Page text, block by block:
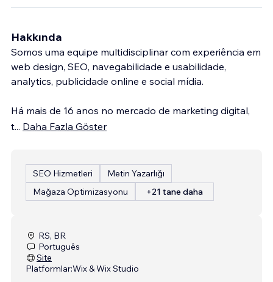
Hakkında
Somos uma equipe multidisciplinar com experiência em
web design, SEO, navegabilidade e usabilidade,
analytics, publicidade online e social mídia.
Há mais de 16 anos no mercado de marketing digital,
t... Daha Fazla Göster
SEO Hizmetleri
Metin Yazarlığı
Mağaza Optimizasyonu
+21 tane daha
RS, BR
Português
Site
Platformlar:Wix & Wix Studio